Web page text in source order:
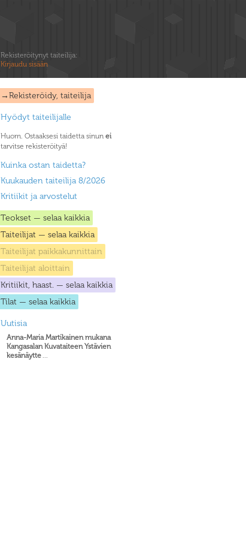
Rekisteröitynyt taiteilija:
Kirjaudu sisään
→Rekisteröidy, taiteilija
Hyödyt taiteilijalle
Huom. Ostaaksesi taidetta sinun ei
tarvitse rekisteröityä!
Kuinka ostan taidetta?
Kuukauden taiteilija 8/2026
Kritiikit ja arvostelut
Teokset — selaa kaikkia
Taiteilijat — selaa kaikkia
Taiteilijat paikkakunnittain
Taiteilijat aloittain
Kritiikit, haast. — selaa kaikkia
Tilat — selaa kaikkia
Uutisia
Anna-Maria Martikainen mukana
Kangasalan Kuvataiteen Ystävien
kesänäytte...